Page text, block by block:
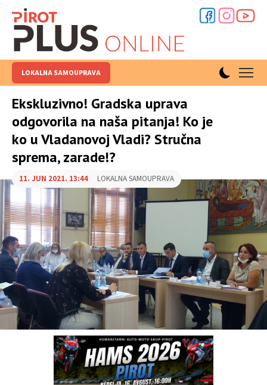
LOKALNA SAMOUPRAVA
Ekskluzivno! Gradska uprava
odgovorila na naša pitanja! Ko je
ko u Vladanovoj Vladi? Stručna
sprema, zarade!?
11. JUN 2021. 13:44 LOKALNA SAMOUPRAVA